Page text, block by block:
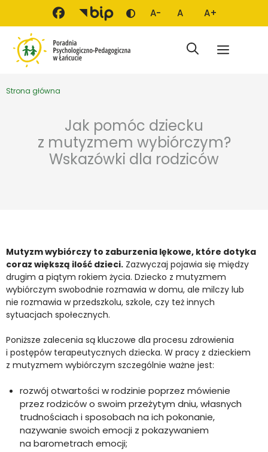
Przejdź do treści
Zmień kontrast
A-
Mniejsza czcionka
A
Domyślna czcionka
A+
Większa
Menu
Strona główna
Jak pomóc dziecku
z mutyzmem wybiórczym?
Wskazówki dla rodziców
Mutyzm wybiórczy to zaburzenia lękowe, które dotyka
coraz większą ilość dzieci. Zazwyczaj pojawia się między
drugim a piątym rokiem życia. Dziecko z mutyzmem
wybiórczym swobodnie rozmawia w domu, ale milczy lub
nie rozmawia w przedszkolu, szkole, czy też innych
sytuacjach społecznych.
Poniższe zalecenia są kluczowe dla procesu zdrowienia
i postępów terapeutycznych dziecka. W pracy z dzieckiem
z mutyzmem wybiórczym szczególnie ważne jest:
rozwój otwartości w rodzinie poprzez mówienie
przez rodziców o swoim przeżytym dniu, własnych
trudnościach i sposobach na ich pokonanie,
nazywanie swoich emocji z pokazywaniem
na barometrach emocji;